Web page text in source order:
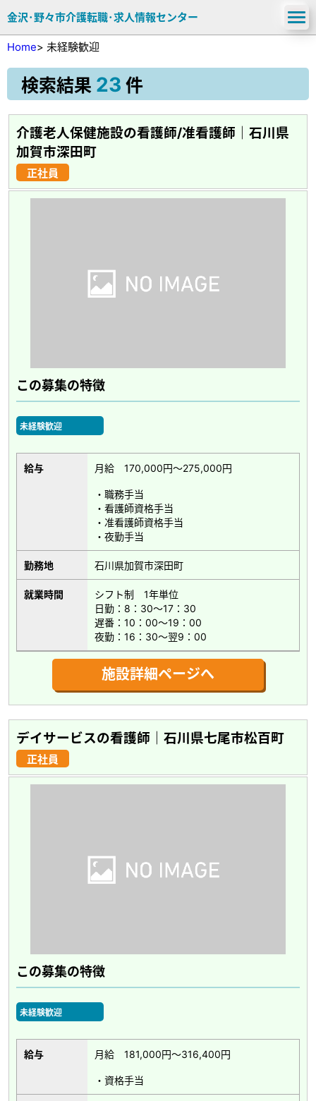
金沢･野々市介護転職･求人情報センター
Home> 未経験歓迎
検索結果 23 件
介護老人保健施設の看護師/准看護師｜石川県
加賀市深田町
正社員
この募集の特徴
未経験歓迎
給与 月給 170,000円～275,000円
・職務手当
・看護師資格手当
・准看護師資格手当
・夜勤手当
勤務地 石川県加賀市深田町
就業時間
シフト制 1年単位
日勤：8：30～17：30
遅番：10：00～19：00
夜勤：16：30～翌9：00
施設詳細ページへ
デイサービスの看護師｜石川県七尾市松百町
正社員
この募集の特徴
未経験歓迎
給与 月給 181,000円～316,400円
・資格手当